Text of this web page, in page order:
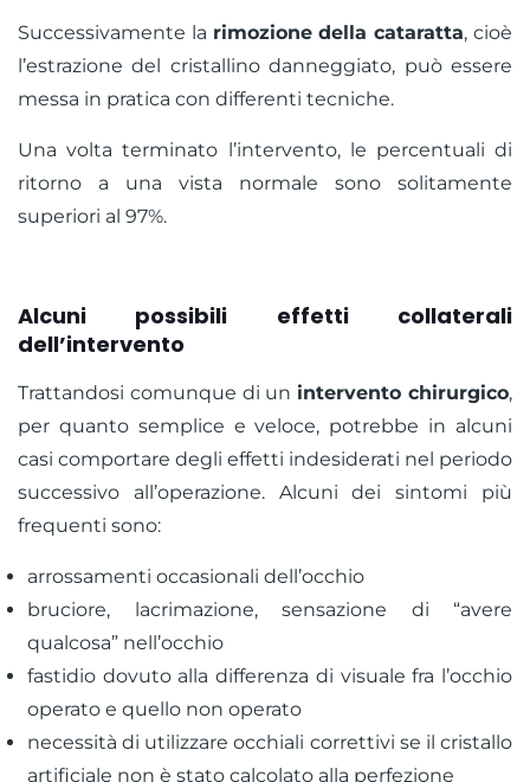
Successivamente la rimozione della cataratta, cioè
l’estrazione del cristallino danneggiato, può essere
messa in pratica con differenti tecniche.
Una volta terminato l’intervento, le percentuali di
ritorno a una vista normale sono solitamente
superiori al 97%.
Alcuni possibili effetti collaterali
dell’intervento
Trattandosi comunque di un intervento chirurgico,
per quanto semplice e veloce, potrebbe in alcuni
casi comportare degli effetti indesiderati nel periodo
successivo all’operazione. Alcuni dei sintomi più
frequenti sono:
arrossamenti occasionali dell’occhio
bruciore, lacrimazione, sensazione di “avere
qualcosa” nell’occhio
fastidio dovuto alla differenza di visuale fra l’occhio
operato e quello non operato
necessità di utilizzare occhiali correttivi se il cristallo
artificiale non è stato calcolato alla perfezione